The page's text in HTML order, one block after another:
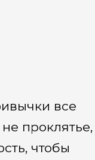
все
проклятье,
чтобы